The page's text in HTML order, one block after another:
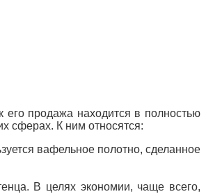
его продажа находится в полностью
сферах. К ним относятся:
вафельное полотно, сделанное
В целях экономии, чаще всего,